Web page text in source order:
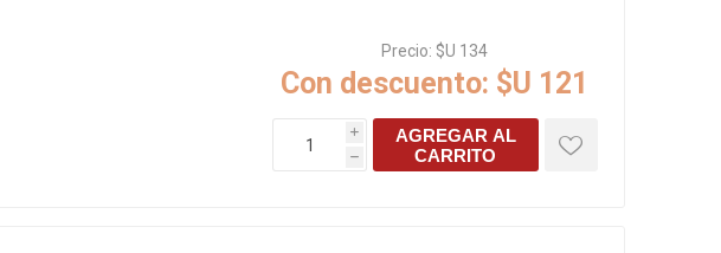
Extractores Soler & Palau
Cerámica y porcelanato
Precio: $U 134
Con descuento: $U 121
i
h
AGREGAR AL
CARRITO